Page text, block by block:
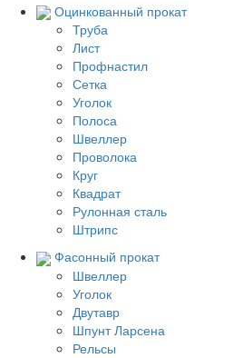
Оцинкованный прокат
Труба
Лист
Профнастил
Сетка
Уголок
Полоса
Швеллер
Проволока
Круг
Квадрат
Рулонная сталь
Штрипс
Фасонный прокат
Швеллер
Уголок
Двутавр
Шпунт Ларсена
Рельсы